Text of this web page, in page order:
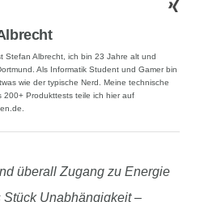
Stefan Albrecht, ich bin 23 Jahre alt und
Als Informatik Student und Gamer bin
wie der typische Nerd. Meine technische
200+ Produkttests teile ich hier auf
überall Zugang zu Energie
Unabhängigkeit –